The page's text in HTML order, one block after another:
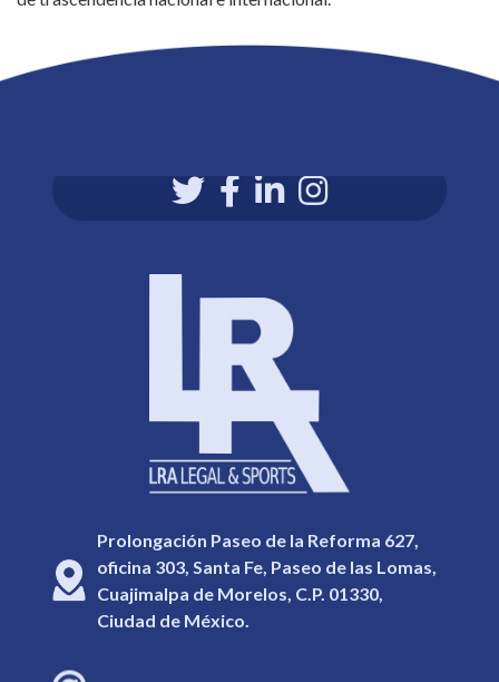
Prolongación Paseo de la Reforma 627,
oficina 303, Santa Fe, Paseo de las Lomas,
Cuajimalpa de Morelos, C.P. 01330,
Ciudad de México.